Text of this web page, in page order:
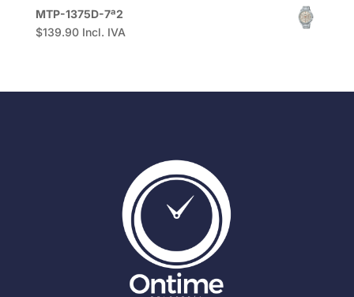
MTP-1375D-7ª2
$139.90 Incl. IVA